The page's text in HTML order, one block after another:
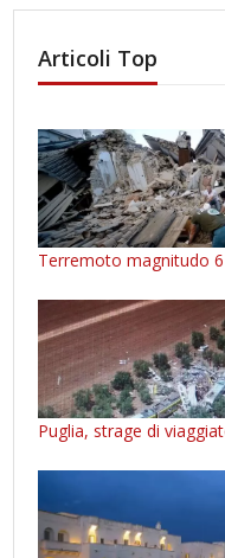
Articoli Top
Terremoto magnitudo
Puglia, strage di